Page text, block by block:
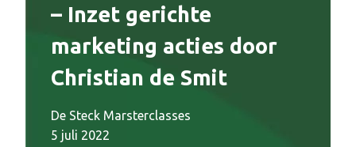
– Inzet gerichte
marketing acties door
Christian de Smit
De Steck Marsterclasses
5 juli 2022